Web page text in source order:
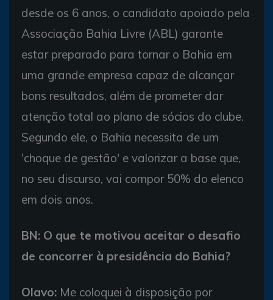
desde os 6 anos, o candidato apoiado pela
Associação Bahia Livre (ABL) garante
estar preparado para tornar o Bahia em
uma grande empresa capaz de alcançar
bons resultados, além de prometer dar
atenção total ao plano de sócios do clube.
Segundo ele, o Bahia necessita de um
'choque de gestão' e valorizar a base que,
no seu discurso, vai compor 50% do elenco
em dois anos.
BN: O que te motivou aceitar o desafio
de concorrer à presidência do Bahia?
Olavo: Me coloquei à disposição por